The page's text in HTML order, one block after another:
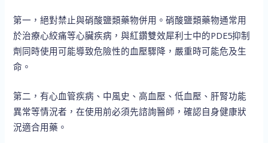
第一，絕對禁止與硝酸鹽類藥物併用。硝酸鹽類藥物通常用
於治療心絞痛等心臟疾病，與紅鑽雙效犀利士中的PDE5抑制
劑同時使用可能導致危險性的血壓驟降，嚴重時可能危及生
命。
第二，有心血管疾病、中風史、高血壓、低血壓、肝腎功能
異常等情況者，在使用前必須先諮詢醫師，確認自身健康狀
況適合用藥。